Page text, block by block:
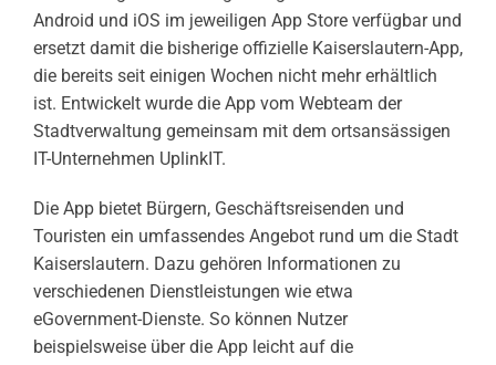
Android und iOS im jeweiligen App Store verfügbar und
ersetzt damit die bisherige offizielle Kaiserslautern-App,
die bereits seit einigen Wochen nicht mehr erhältlich
ist. Entwickelt wurde die App vom Webteam der
Stadtverwaltung gemeinsam mit dem ortsansässigen
IT-Unternehmen UplinkIT.
Die App bietet Bürgern, Geschäftsreisenden und
Touristen ein umfassendes Angebot rund um die Stadt
Kaiserslautern. Dazu gehören Informationen zu
verschiedenen Dienstleistungen wie etwa
eGovernment-Dienste. So können Nutzer
beispielsweise über die App leicht auf die